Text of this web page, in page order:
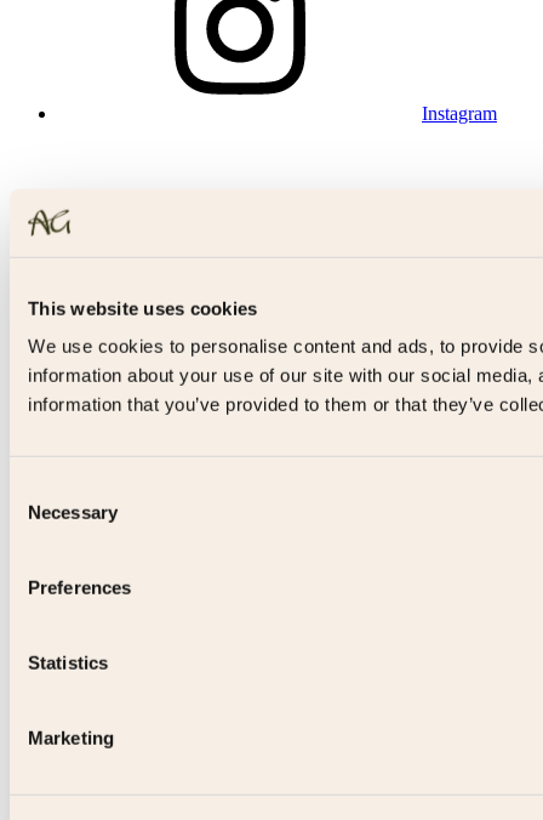
This website uses cookies
We use cookies to personalise content and ads, to provide
information about your use of our site with our social
information that you’ve provided to them or that they’ve
Selection
Necessary
Preferences
Statistics
Marketing
Instagram